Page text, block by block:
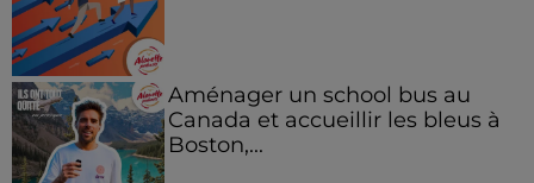
Aménager un school bus au
Canada et accueillir les bleus à
Boston,...